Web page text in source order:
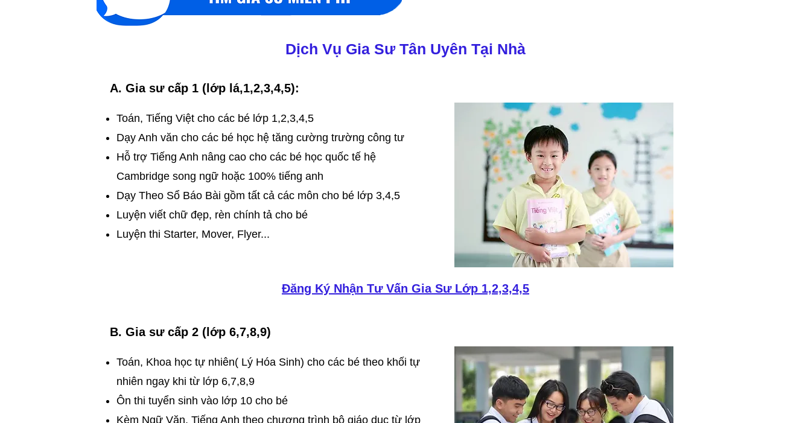
Dịch Vụ Gia Sư Tân Uyên Tại Nhà
A. Gia sư cấp 1 (lớp lá,1,2,3,4,5):
Toán, Tiếng Việt cho các bé lớp 1,2,3,4,5
Dạy Anh văn cho các bé học hệ tăng cường trường công tư
Hỗ trợ Tiếng Anh nâng cao cho các bé học quốc tế hệ
Cambridge song ngữ hoặc 100% tiếng anh
Dạy Theo Sổ Báo Bài gồm tất cả các môn cho bé lớp 3,4,5
​Luyện viết chữ đẹp, rèn chính tả cho bé
​Luyện thi Starter, Mover, Flyer...
Đăng Ký Nhận Tư Vấn Gia Sư Lớp 1,2,3,4,5
B. Gia sư cấp 2 (lớp 6,7,8,9)
Toán, Khoa học tự nhiên( Lý Hóa Sinh) cho các bé theo khối tự
nhiên ngay khi từ lớp 6,7,8,9
Ôn thi tuyển sinh vào lớp 10 cho bé
Kèm Ngữ Văn, Tiếng Anh theo chương trình bộ giáo dục từ lớp